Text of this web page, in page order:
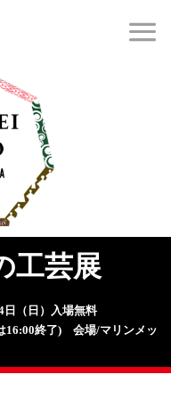
品月
会 東
成30
4日
工芸展
日（日）入場無料
16:00終了) 会場/マリンメッ